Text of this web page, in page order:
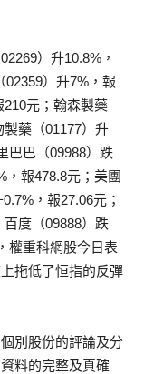
）升10.8%，
）升7%，報
210元；翰森製藥
製藥（01177）升
巴巴（09988）跌
，報478.8元；美團
，報27.06元；
百度（09888）跌
權重科網股今日表
拖低了恒指的反彈
別股份的評論及分
料的完整及真確